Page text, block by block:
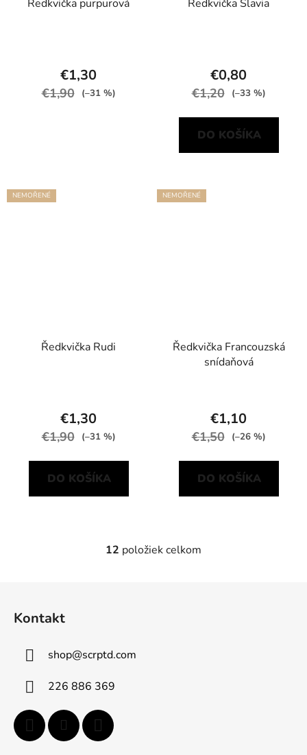
Ředkvička purpurová
€1,30
€1,90 (–31 %)
Ředkvička Slavia
€0,80
€1,20 (–33 %)
DO KOŠÍKA
NEMOŘENÉ
Ředkvička Rudi
€1,30
€1,90 (–31 %)
DO KOŠÍKA
NEMOŘENÉ
Ředkvička Francouzská
snídaňová
€1,10
€1,50 (–26 %)
DO KOŠÍKA
O
12 položiek celkom
Kontakt
shop@scrptd.com
226 886 369